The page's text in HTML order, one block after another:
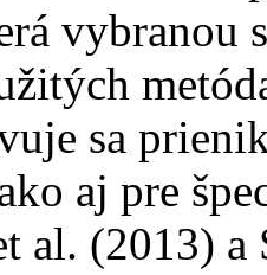
vybranou
sa
aj pre
al. (2013)